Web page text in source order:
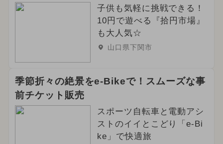
子供も気軽に挑戦できる！
10円で遊べる『拾円市場』
も大人気☆
山口県下関市
季節折々の絶景をe-Bikeで！スムーズな事
前チケット販売
スポーツ自転車と電動アシ
ストのイイとこどり「e-Bi
ke」で快適旅